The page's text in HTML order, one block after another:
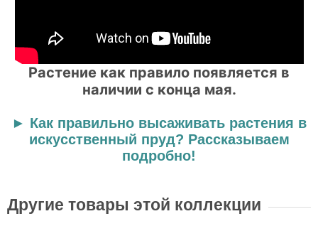
Растение как правило появляется в
наличии с конца мая.
► Как правильно высаживать растения в
искусственный пруд? Рассказываем
подробно!
Другие товары этой коллекции